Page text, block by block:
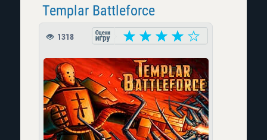
Templar Battleforce
1318